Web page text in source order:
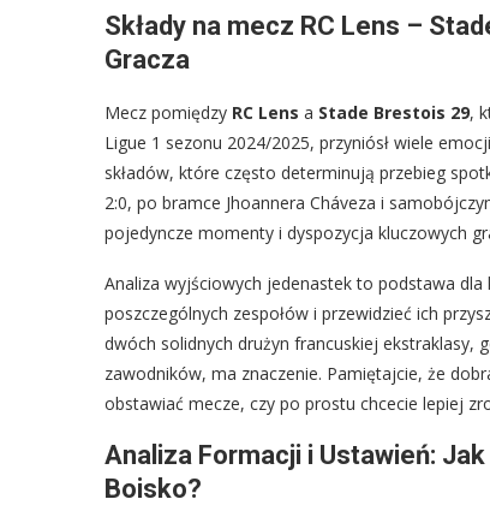
Składy na mecz RC Lens –
Gracza
Mecz pomiędzy RC Lens a Stade Brestois 29,
Ligue 1 sezonu 2024/2025, przyniósł wiele
składów, które często determinują przebieg
2:0, po bramce Jhoannera Cháveza i
pojedyncze momenty i dyspozycja kluczowych
Analiza wyjściowych jedenastek to podstawa dla
poszczególnych zespołów i przewidzieć ich
dwóch solidnych drużyn francuskiej ekstraklasy,
zawodników, ma znaczenie. Pamiętajcie, że
obstawiać mecze, czy po prostu chcecie lepiej
Analiza Formacji i Ustawień:
Boisko?